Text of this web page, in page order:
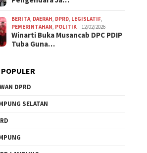
BERITA DAERAH DPRD LEGISLATIF
PEMERINTAHAN POLITIK 12/02/2026
Winarti Buka Musancab DPC PDIP
Tuba Guna…
DPRD
SELATAN